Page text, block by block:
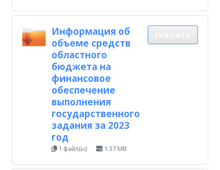
Информация об
объеме средств
областного
бюджета на
финансовое
обеспечение
выполнения
государственного
задания за 2023
год
1 файл(ы) 1.37 MB